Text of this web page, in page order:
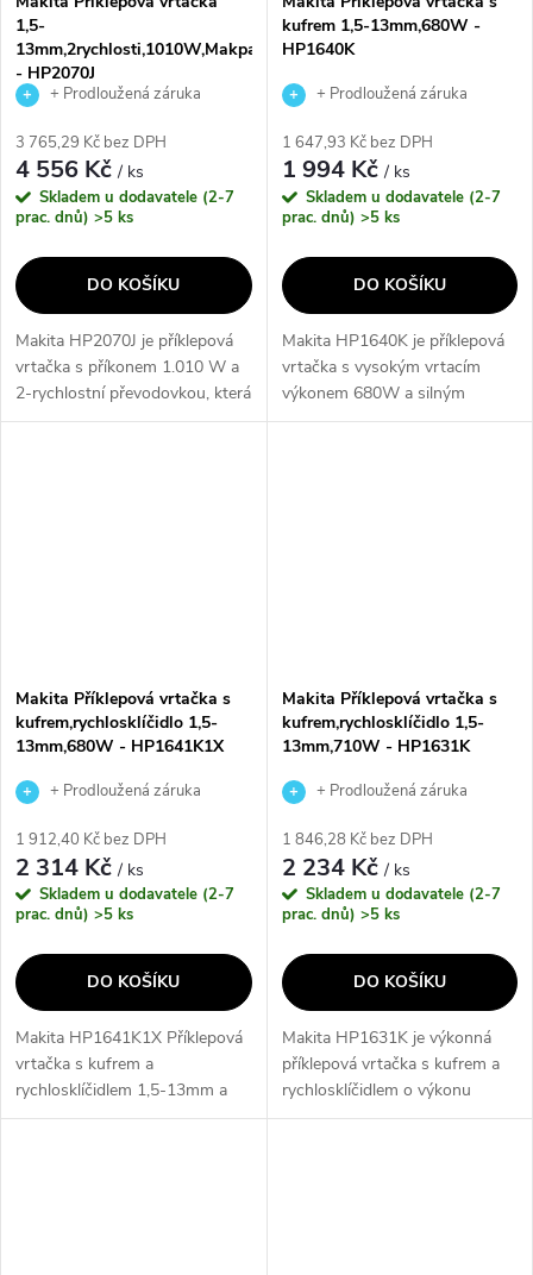
1,5-
13mm,2rychlosti,1010W,Makpac
- HP2070J
+ Prodloužená záruka
3 765,29 Kč bez DPH
4 556 Kč/ ks
Skladem u dodavatele (2-7
prac. dnů) >5 ks
DO KOŠÍKU
Makita HP2070J je příklepová
vrtačka s příkonem 1.010 W a
2-rychlostní převodovkou, která
je vybavena výstražnou
kufrem 1,5-13mm,680W -
HP1640K
+ Prodloužená záruka
1 647,93 Kč bez DPH
1 994 Kč/ ks
Skladem u dodavatele (2-7
prac. dnů) >5 ks
DO KOŠÍKU
Makita HP1640K je příklepová
vrtačka s vysokým vrtacím
výkonem 680W a silným
motorem, který zaručuje
Makita Příklepová vrtačka s
kufrem,rychlosklíčidlo 1,5-
13mm,680W - HP1641K1X
+ Prodloužená záruka
1 912,40 Kč bez DPH
2 314 Kč/ ks
Skladem u dodavatele (2-7
prac. dnů) >5 ks
DO KOŠÍKU
Makita HP1641K1X Příklepová
vrtačka s kufrem a
rychlosklíčidlem 1,5-13mm a
680W motoru poskytuje
Makita Příklepová vrtačka s
kufrem,rychlosklíčidlo 1,5-
13mm,710W - HP1631K
+ Prodloužená záruka
1 846,28 Kč bez DPH
2 234 Kč/ ks
Skladem u dodavatele (2-7
prac. dnů) >5 ks
DO KOŠÍKU
Makita HP1631K je výkonná
příklepová vrtačka s kufrem a
rychlosklíčidlem o výkonu
710W. Je vhodná pro vrtání,